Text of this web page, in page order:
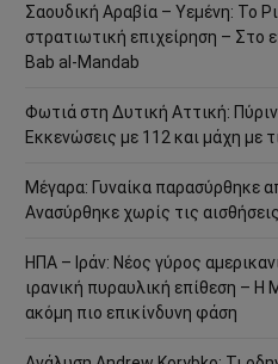
Σαουδική Αραβία – Υεμένη: Το
στρατιωτική επιχείρηση – Στο
Bab al-Mandab
Φωτιά στη Δυτική Αττική:
Εκκενώσεις με 112 και μάχη με
Μέγαρα: Γυναίκα παρασύρθηκε
Ανασύρθηκε χωρίς τις
ΗΠΑ – Ιράν: Νέος γύρος
ιρανική πυραυλική επίθεση – Η
ακόμη πιο επικίνδυνη φάση